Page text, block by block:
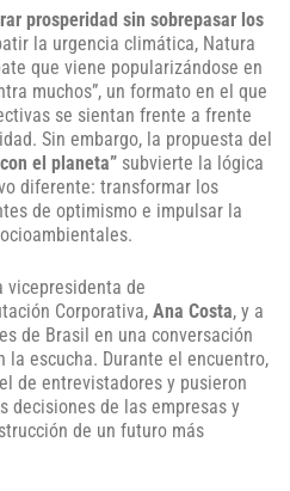
prosperidad sin sobrepasar los
la urgencia climática, Natura
que viene popularizándose en
muchos”, un formato en el que
se sientan frente a frente
Sin embargo, la propuesta del
el planeta” subvierte la lógica
diferente: transformar los
de optimismo e impulsar la
vicepresidenta de
Corporativa, Ana Costa, y a
de Brasil en una conversación
la escucha. Durante el encuentro,
de entrevistadores y pusieron
decisiones de las empresas y
de un futuro más